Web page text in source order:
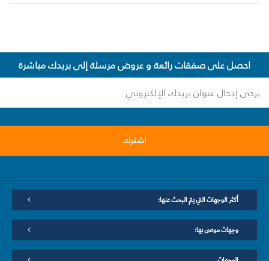
احصل على صفقات رائعة و عروض مرسلة إلى بريدك مباشرة
اشترك
أكثر الوجهات التي يتم البحث عنها:
وجهات موصى بها: